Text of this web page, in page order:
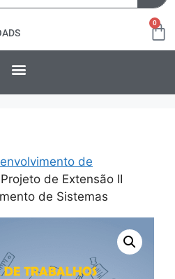
0
de
de Extensão II
de Sistemas